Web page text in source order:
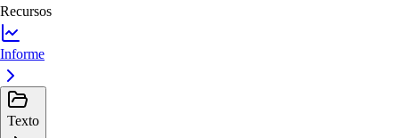
Recursos
Informe
Texto